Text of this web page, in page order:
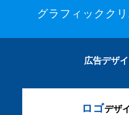
グラフィックク
広告デザ
ロゴデザ